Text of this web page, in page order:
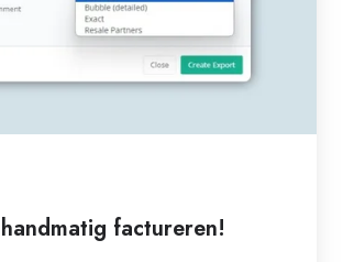
factureren!